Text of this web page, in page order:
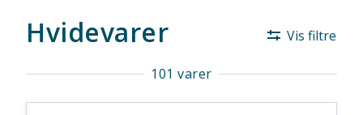
Hvidevarer Vis filtre
101 varer